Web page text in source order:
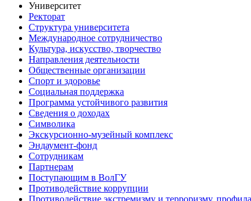
Университет
Ректорат
Структура университета
Международное сотрудничество
Культура, искусство, творчество
Направления деятельности
Общественные организации
Спорт и здоровье
Социальная поддержка
Программа устойчивого развития
Сведения о доходах
Символика
Экскурсионно-музейный комплекс
Эндаумент-фонд
Сотрудникам
Партнерам
Поступающим в ВолГУ
Противодействие коррупции